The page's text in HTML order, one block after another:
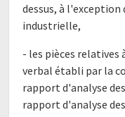
dessus, à
industrielle,
- les pièces relatives
verbal établi par la
rapport d'analyse
rapport d'analyse